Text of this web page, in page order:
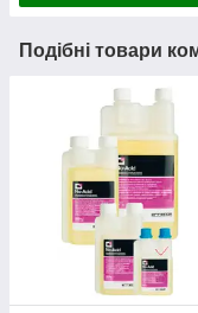
Подібні товари